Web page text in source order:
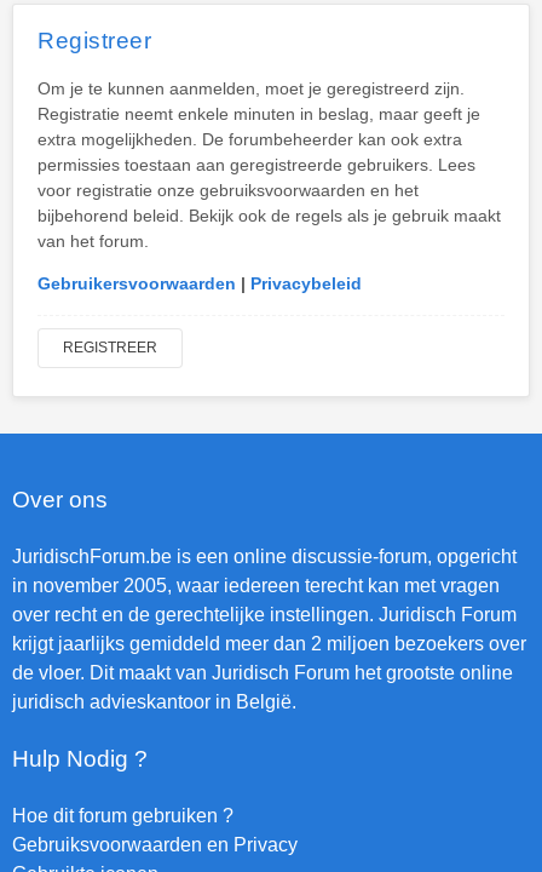
Registreer
Om je te kunnen aanmelden, moet je geregistreerd zijn.
Registratie neemt enkele minuten in beslag, maar geeft je
extra mogelijkheden. De forumbeheerder kan ook extra
permissies toestaan aan geregistreerde gebruikers. Lees
voor registratie onze gebruiksvoorwaarden en het
bijbehorend beleid. Bekijk ook de regels als je gebruik maakt
van het forum.
Gebruikersvoorwaarden | Privacybeleid
REGISTREER
Over ons
JuridischForum.be is een online discussie-forum, opgericht
in november 2005, waar iedereen terecht kan met vragen
over recht en de gerechtelijke instellingen. Juridisch Forum
krijgt jaarlijks gemiddeld meer dan 2 miljoen bezoekers over
de vloer. Dit maakt van Juridisch Forum het grootste online
juridisch advieskantoor in België.
Hulp Nodig ?
Hoe dit forum gebruiken ?
Gebruiksvoorwaarden en Privacy